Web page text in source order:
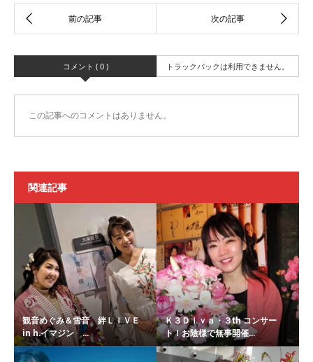
コメント ( 0 ) トラックバックは利用できません。
この記事へのコメントはありません。
関連記事
観音めぐみ＆雪音 絆ＬＩＶＥ
in h.イマジン ...
Ｋ３Ｄｉｖａ・３th コンサー
ト！お陰様で無事開催...